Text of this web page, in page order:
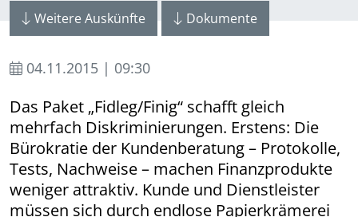
Weitere Auskünfte Dokumente
04.11.2015 | 09:30
Das Paket „Fidleg/Finig“ schafft gleich
mehrfach Diskriminierungen. Erstens: Die
Bürokratie der Kundenberatung – Protokolle,
Tests, Nachweise – machen Finanzprodukte
weniger attraktiv. Kunde und Dienstleister
müssen sich durch endlose Papierkrämerei